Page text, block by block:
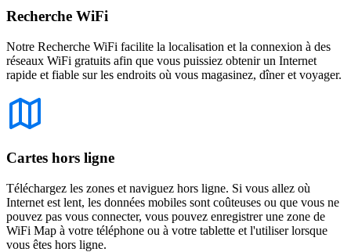
Recherche WiFi
Notre Recherche WiFi facilite la localisation et la connexion à des
réseaux WiFi gratuits afin que vous puissiez obtenir un Internet
rapide et fiable sur les endroits où vous magasinez, dîner et voyager.
Cartes hors ligne
Téléchargez les zones et naviguez hors ligne. Si vous allez où
Internet est lent, les données mobiles sont coûteuses ou que vous ne
pouvez pas vous connecter, vous pouvez enregistrer une zone de
WiFi Map à votre téléphone ou à votre tablette et l'utiliser lorsque
vous êtes hors ligne.